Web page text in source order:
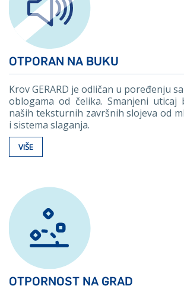
OTPORAN NA BUKU
Krov GERARD je odličan u poređenju
oblogama od čelika. Smanjeni
naših teksturnih završnih slojeva od
i sistema slaganja.
VIŠE
OTPORNOST NA GRAD